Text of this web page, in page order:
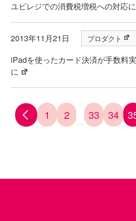
ユビレジでの消費税増税への対応
2013年11月21日 プロダクト
iPadを使ったカード決済が手数料
に
1 2 … 33 34